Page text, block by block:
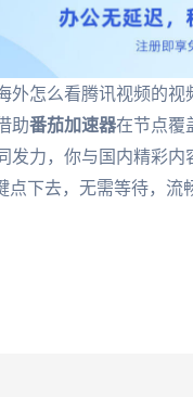
外怎么看腾讯视频的
助番茄加速器在节点覆
发力，你与国内精彩
点下去，无需等待，流